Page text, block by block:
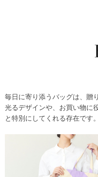
毎日に寄り添うバッグは、贈
光るデザインや、お買い物に
と特別にしてくれる存在です。